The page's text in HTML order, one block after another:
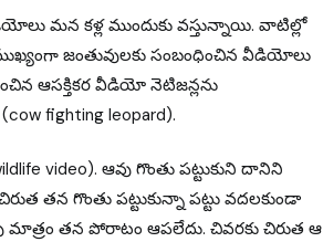
మన కళ్ల ముందుకు వస్తున్నాయి. వాటిల్లో
జంతువులకు సంబంధించిన వీడియోలు
ఆసక్తికర వీడియో నెటిజన్లను
fighting leopard).
video). ఆవు గొంతు పట్టుకుని దానిని
తన గొంతు పట్టుకున్నా పట్టు వదలకుండా
మాత్రం తన పోరాటం ఆపలేదు. చివరకు చిరుత ఆ